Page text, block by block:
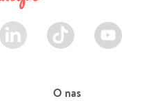
LinkedIn TikTok Youtube
O nas